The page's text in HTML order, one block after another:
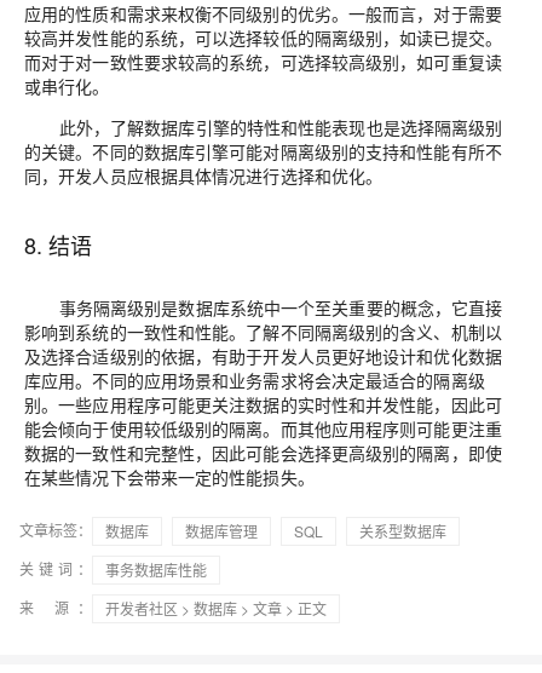
应用的性质和需求来权衡不同级别的优劣。一般而言，对于需要
较高并发性能的系统，可以选择较低的隔离级别，如读已提交。
而对于对一致性要求较高的系统，可选择较高级别，如可重复读
或串行化。
此外，了解数据库引擎的特性和性能表现也是选择隔离级别
的关键。不同的数据库引擎可能对隔离级别的支持和性能有所不
同，开发人员应根据具体情况进行选择和优化。
8. 结语
事务隔离级别是数据库系统中一个至关重要的概念，它直接
影响到系统的一致性和性能。了解不同隔离级别的含义、机制以
及选择合适级别的依据，有助于开发人员更好地设计和优化数据
库应用。不同的应用场景和业务需求将会决定最适合的隔离级
别。一些应用程序可能更关注数据的实时性和并发性能，因此可
能会倾向于使用较低级别的隔离。而其他应用程序则可能更注重
数据的一致性和完整性，因此可能会选择更高级别的隔离，即使
在某些情况下会带来一定的性能损失。
文章标签： 数据库 数据库管理 SQL
关系型数据库
关键词：
事务数据库性能
来 源：
开发者社区 > 数据库 > 文章 > 正文